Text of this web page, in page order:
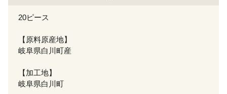
20ピース
【原料原産地】
岐阜県白川町産
【加工地】
岐阜県白川町